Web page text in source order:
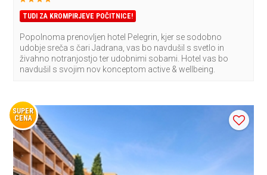
TUDI ZA KROMPIRJEVE POČITNICE!
Popolnoma prenovljen hotel Pelegrin, kjer se sodobno
udobje sreča s čari Jadrana, vas bo navdušil s svetlo in
živahno notranjostjo ter udobnimi sobami. Hotel vas bo
navdušil s svojim nov konceptom active & wellbeing.
SUPER
CENA